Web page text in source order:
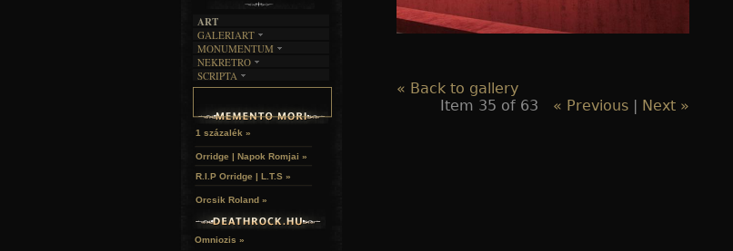
« Back to gallery
Item 35 of 63
« Previous| Next »
ART
GALERIART
ARTGALERI
KÉPREGÉNYEK
LAKÁSKULTS
MONUMENTUM
TEMETŐK
TEMPLOMOK
HELYEK
NEKRETRO
SZUBKULT
RELIKVIÁK
SCRIPTA
NOVELLÁK
HALÁLTÁNC
1 százalék »
Orridge | Napok Romjai »
R.I.P Orridge | L.T.S »
Orcsik Roland »
Omniozis »